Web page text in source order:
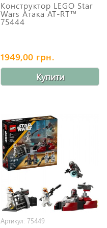
Конструктор LEGO Star
Wars Атака AT-RT™
75444
1949,00 грн.
Купити
Артикул: 75449